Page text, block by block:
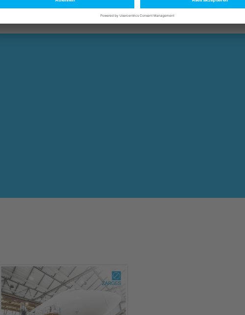
Dock-Systeme von ZARGES – von
sicheren und komfortablen
Betankung bei
Windgeschwindigkeiten von bis
zu 8 Beaufort. Umfangreiche